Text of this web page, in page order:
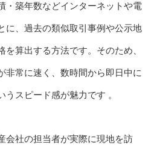
・築年数などインターネットや電
に、過去の類似取引事例や公示地
算出する方法です。そのため、
非常に速く、数時間から即日中に
スピード感が魅力です 。
会社の担当者が実際に現地を訪